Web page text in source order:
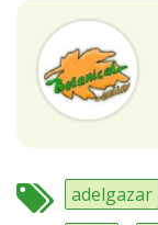
adelgazar